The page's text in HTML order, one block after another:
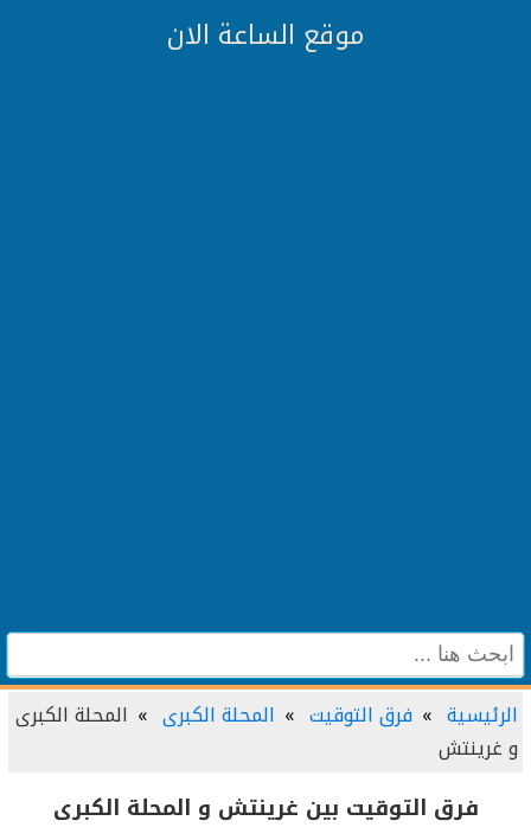
موقع الساعة الان
الرئيسية فرق التوقيت المحلة الكبرى
المحلة الكبرى
و غرينتش
فرق التوقيت بين غرينتش و المحلة الكبرى